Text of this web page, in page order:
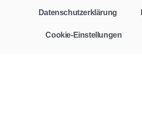
Datenschutzerklärung
Cookie-Einstellungen